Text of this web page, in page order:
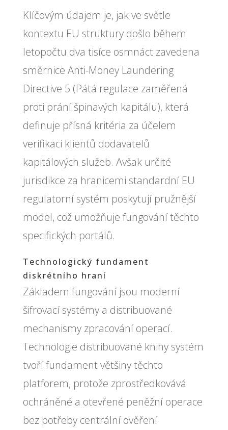
Klíčovým údajem je, jak ve světle
kontextu EU struktury došlo během
letopočtu dva tisíce osmnáct zavedena
směrnice Anti-Money Laundering
Directive 5 (Pátá regulace zaměřená
proti prání špinavých kapitálu), která
definuje přísná kritéria za účelem
verifikaci klientů dodavatelů
kapitálových služeb. Avšak určité
jurisdikce za hranicemi standardní EU
regulatorní systém poskytují pružnější
model, což umožňuje fungování těchto
specifických portálů.
Technologický fundament
diskrétního hraní
Základem fungování jsou moderní
šifrovací systémy a distribuované
mechanismy zpracování operací.
Technologie distribuované knihy systém
tvoří fundament většiny těchto
platforem, protože zprostředkovává
ochráněné a otevřené peněžní operace
bez potřeby centrální ověření